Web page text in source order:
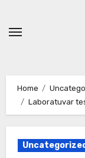
Home
Laboratuvar